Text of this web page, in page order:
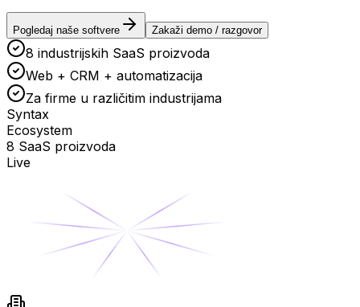
Pogledaj naše softvere Zakaži demo / razgovor
8 industrijskih SaaS proizvoda
Web + CRM + automatizacija
Za firme u različitim industrijama
Syntax
Ecosystem
8 SaaS proizvoda
Live